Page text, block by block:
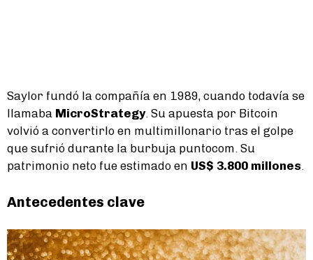
Saylor fundó la compañía en 1989, cuando todavía se
llamaba MicroStrategy. Su apuesta por Bitcoin
volvió a convertirlo en multimillonario tras el golpe
que sufrió durante la burbuja puntocom. Su
patrimonio neto fue estimado en US$ 3.800 millones
Antecedentes clave